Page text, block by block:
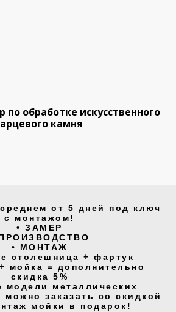
по обработке искусственного
камня
от 5 дней под ключ
с монтажом!
• ЗАМЕР
• МОНТАЖ
столешница + фартук
мойка = дополнительно
скидка 5%
модели металлических
можно заказать со скидкой
мойки в подарок!